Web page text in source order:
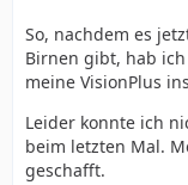
So, nachdem es
Birnen gibt, hab
meine VisionPlus
Leider konnte ich
beim letzten Mal.
geschafft.